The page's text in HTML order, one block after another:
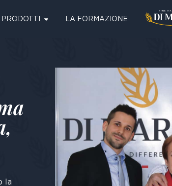
I PRODOTTI LA FORMAZIONE
la